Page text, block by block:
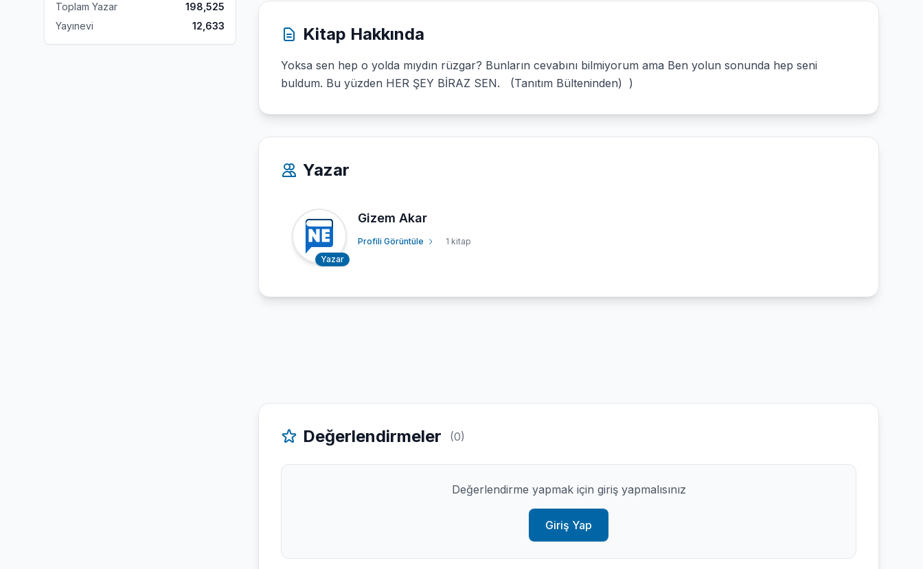
Toplam Yazar
198,525
Yayınevi
12,633 Kitap Hakkında
Yoksa sen hep o yolda mıydın rüzgar? Bunların cevabını bilmiyorum ama Ben yolun sonunda hep seni
buldum. Bu yüzden HER ŞEY BİRAZ SEN. (Tanıtım Bülteninden) )
Yazar
Yazar
Gizem Akar
Profili Görüntüle 1 kitap
Değerlendirmeler (0)
Değerlendirme yapmak için giriş yapmalısınız
Giriş Yap